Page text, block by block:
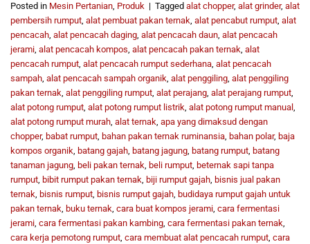
Posted in Mesin Pertanian, Produk | Tagged alat chopper, alat grinder, alat
pembersih rumput, alat pembuat pakan ternak, alat pencabut rumput, alat
pencacah, alat pencacah daging, alat pencacah daun, alat pencacah
jerami, alat pencacah kompos, alat pencacah pakan ternak, alat
pencacah rumput, alat pencacah rumput sederhana, alat pencacah
sampah, alat pencacah sampah organik, alat penggiling, alat penggiling
pakan ternak, alat penggiling rumput, alat perajang, alat perajang rumput,
alat potong rumput, alat potong rumput listrik, alat potong rumput manual ,
alat potong rumput murah, alat ternak, apa yang dimaksud dengan
chopper, babat rumput, bahan pakan ternak ruminansia, bahan polar, baja
kompos organik, batang gajah, batang jagung, batang rumput, batang
tanaman jagung, beli pakan ternak, beli rumput, beternak sapi tanpa
rumput, bibit rumput pakan ternak, biji rumput gajah, bisnis jual pakan
ternak, bisnis rumput, bisnis rumput gajah, budidaya rumput gajah untuk
pakan ternak, buku ternak, cara buat kompos jerami, cara fermentasi
jerami, cara fermentasi pakan kambing, cara fermentasi pakan ternak,
cara kerja pemotong rumput, cara membuat alat pencacah rumput, cara